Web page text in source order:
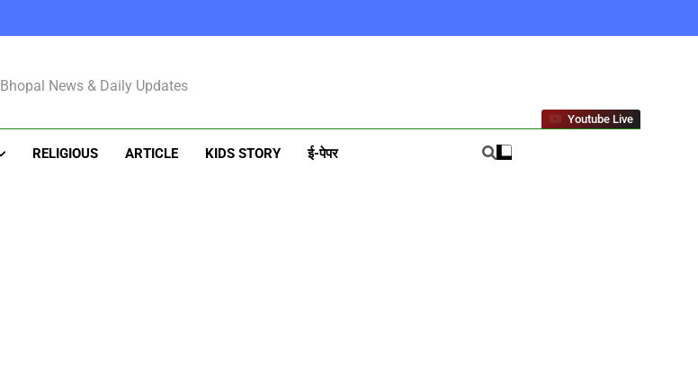
Bhopal Latest News In Hindi
Bhopal News & Daily Updates
Youtube Live
RELIGIOUS ARTICLE KIDS STORY ई-पेपर